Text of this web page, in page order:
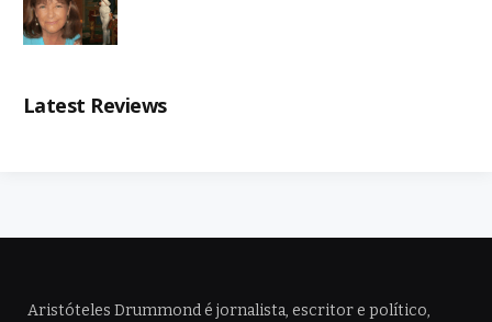
Latest Reviews
Aristóteles Drummond é jornalista, escritor e político,